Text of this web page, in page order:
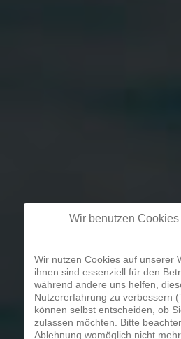
Wir benutzen Cookies
Wir nutzen Cookies auf unserer
ihnen sind essenziell für den
während andere uns helfen,
Nutzererfahrung zu verbessern
können selbst entscheiden, ob
zulassen möchten. Bitte
Ablehnung womöglich nicht